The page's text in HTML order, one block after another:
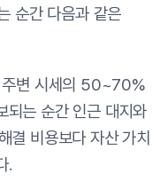
순간 다음과 같은
주변 시세의 50~70%
되는 순간 인근 대지와
결 비용보다 자산 가치
.